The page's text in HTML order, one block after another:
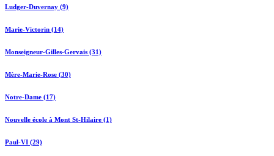
Ludger-Duvernay (9)
Marie-Victorin (14)
Monseigneur-Gilles-Gervais (31)
Mère-Marie-Rose (30)
Notre-Dame (17)
Nouvelle école à Mont St-Hilaire (1)
Paul-VI (29)